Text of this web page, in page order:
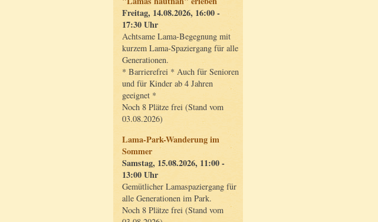
Freitag, 14.08.2026, 16:00 -
17:30 Uhr
Achtsame Lama-Begegnung mit
kurzem Lama-Spaziergang für alle
Generationen.
* Barrierefrei * Auch für Senioren
und für Kinder ab 4 Jahren
geeignet *
Noch 8 Plätze frei (Stand vom
03.08.2026)
Lama-Park-Wanderung im
Sommer
Samstag, 15.08.2026, 11:00 -
13:00 Uhr
Gemütlicher Lamaspaziergang für
alle Generationen im Park.
Noch 8 Plätze frei (Stand vom